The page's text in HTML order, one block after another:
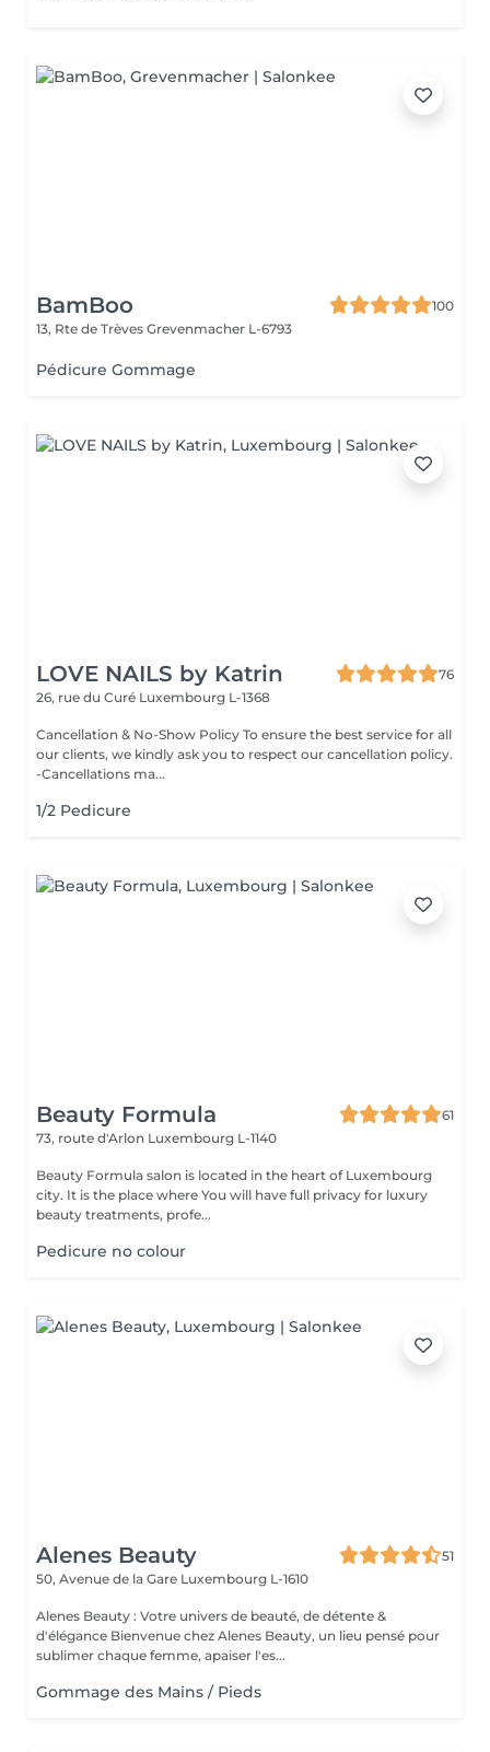
BamBoo
100
13, Rte de Trèves Grevenmacher L-6793
Pédicure Gommage
LOVE NAILS by Katrin
76
26, rue du Curé Luxembourg L-1368
Cancellation & No-Show Policy To ensure the best service for all
our clients, we kindly ask you to respect our cancellation policy.
-Cancellations ma...
1/2 Pedicure
Beauty Formula
61
73, route d'Arlon Luxembourg L-1140
Beauty Formula salon is located in the heart of Luxembourg
city. It is the place where You will have full privacy for luxury
beauty treatments, profe...
Pedicure no colour
Alenes Beauty
51
50, Avenue de la Gare Luxembourg L-1610
Alenes Beauty : Votre univers de beauté, de détente &
d'élégance Bienvenue chez Alenes Beauty, un lieu pensé pour
sublimer chaque femme, apaiser l'es...
Gommage des Mains / Pieds